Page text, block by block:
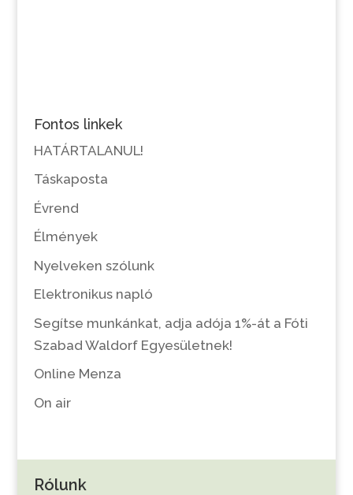
Fontos linkek
HATÁRTALANUL!
Táskaposta
Évrend
Élmények
Nyelveken szólunk
Elektronikus napló
Segítse munkánkat, adja adója 1%-át a Fóti
Szabad Waldorf Egyesületnek!
Online Menza
On air
Rólunk